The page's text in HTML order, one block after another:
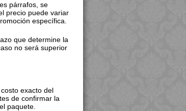
párrafos, se
precio puede variar
específica.
que determine la
no será superior
exacto del
de confirmar la
paquete.